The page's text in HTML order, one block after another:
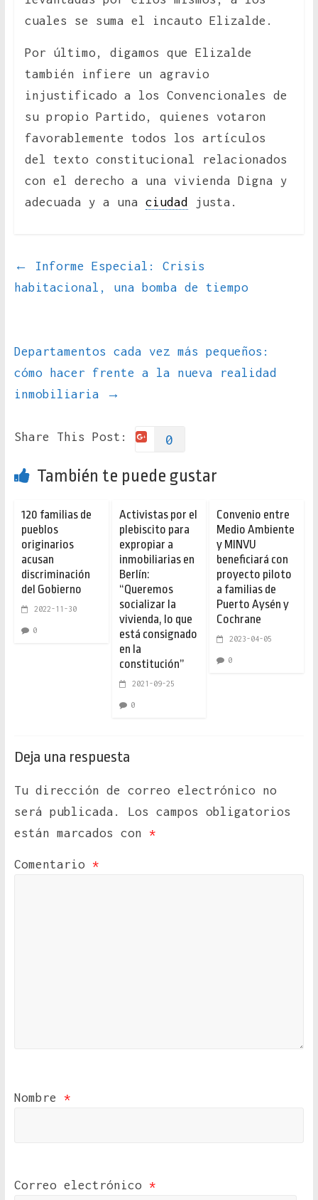
cuales se suma el incauto Elizalde.
Por último, digamos que Elizalde
también infiere un agravio
injustificado a los Convencionales de
su propio Partido, quienes votaron
favorablemente todos los artículos
del texto constitucional relacionados
con el derecho a una vivienda Digna y
adecuada y a una ciudad justa.
←
Informe Especial: Crisis
habitacional, una bomba de tiempo
Departamentos cada vez más pequeños:
cómo hacer frente a la nueva realidad
inmobiliaria
→
Share This Post: 0
También te puede gustar
120 familias de
pueblos
originarios
acusan
discriminación
del Gobierno
2022-11-30
0
Activistas por el
plebiscito para
expropiar a
inmobiliarias en
Berlín:
“Queremos
socializar la
vivienda, lo que
está consignado
en la
constitución”
2021-09-25
0
Convenio entre
Medio Ambiente
y MINVU
beneficiará con
proyecto piloto
a familias de
Puerto Aysén y
Cochrane
2023-04-05
0
Deja una respuesta
Tu dirección de correo electrónico no
será publicada.
Los campos obligatorios
están marcados con *
Comentario *
Nombre *
Correo electrónico *